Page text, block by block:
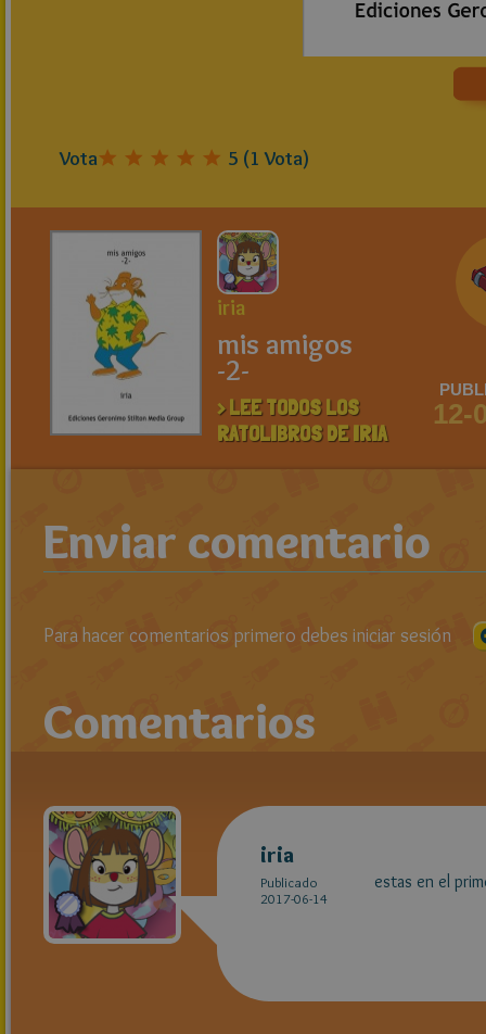
Vota 5 (1 Vota)
iria
mis amigos
-2-
> LEE TODOS LOS
RATOLIBROS DE IRIA
12-
Enviar comentario
Para hacer comentarios primero debes iniciar sesión
Comentarios
iria
Publicado
2017-06-14
estas en el